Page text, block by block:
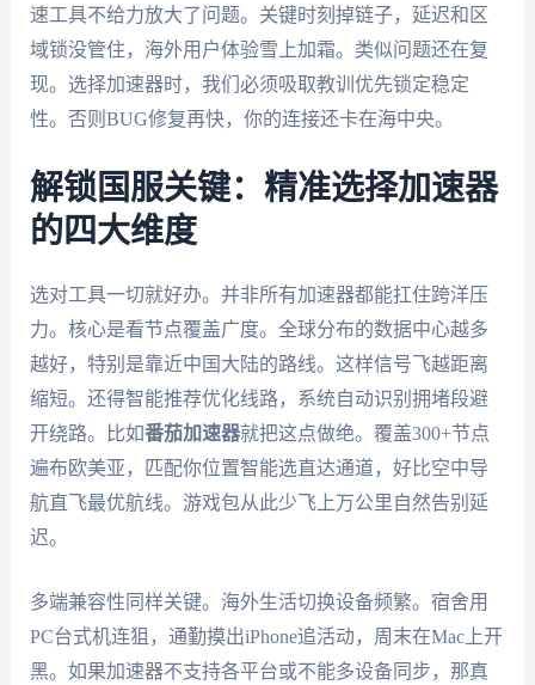
速工具不给力放大了问题。关键时刻掉链子，延迟和区
域锁没管住，海外用户体验雪上加霜。类似问题还在复
现。选择加速器时，我们必须吸取教训优先锁定稳定
性。否则BUG修复再快，你的连接还卡在海中央。
解锁国服关键：精准选择加速器
的四大维度
选对工具一切就好办。并非所有加速器都能扛住跨洋压
力。核心是看节点覆盖广度。全球分布的数据中心越多
越好，特别是靠近中国大陆的路线。这样信号飞越距离
缩短。还得智能推荐优化线路，系统自动识别拥堵段避
开绕路。比如番茄加速器就把这点做绝。覆盖300+节点
遍布欧美亚，匹配你位置智能选直达通道，好比空中导
航直飞最优航线。游戏包从此少飞上万公里自然告别延
迟。
多端兼容性同样关键。海外生活切换设备频繁。宿舍用
PC台式机连狙，通勤摸出iPhone追活动，周末在Mac上开
黑。如果加速器不支持各平台或不能多设备同步，那真